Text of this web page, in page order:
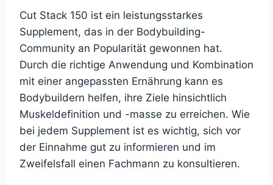
Cut Stack 150 ist ein leistungsstarkes
Supplement, das in der Bodybuilding-
Community an Popularität gewonnen hat.
Durch die richtige Anwendung und Kombination
mit einer angepassten Ernährung kann es
Bodybuildern helfen, ihre Ziele hinsichtlich
Muskeldefinition und -masse zu erreichen. Wie
bei jedem Supplement ist es wichtig, sich vor
der Einnahme gut zu informieren und im
Zweifelsfall einen Fachmann zu konsultieren.